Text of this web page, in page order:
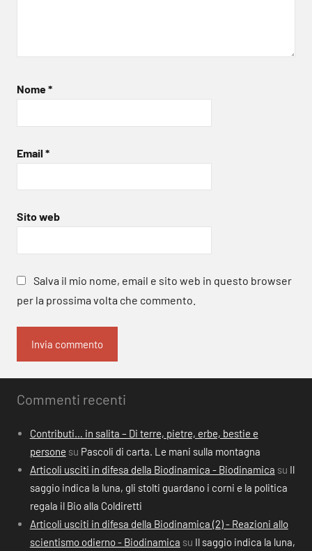
Nome*
Email *
Sito web
Salva il mio nome, email e sito web in questo browser
per la prossima volta che commento.
Commenti recenti
Contributi… in salita – Di terre, pietre, erbe, bestie e
persone su Pascoli di carta. Le mani sulla montagna
Articoli usciti in difesa della Biodinamica - Biodinamica su Il
saggio indica la luna, gli stolti guardano i corni e la politica
regala il Bio alla Coldiretti
Articoli usciti in difesa della Biodinamica (2) - Reazioni allo
scientismo odierno - Biodinamica su Il saggio indica la luna,